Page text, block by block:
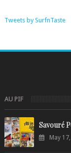
Tweets by SurfnTaste
AU PIF
Savouré
May